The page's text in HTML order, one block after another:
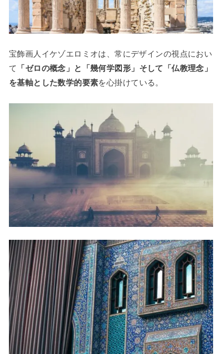
宝飾画人イケゾエロミオは、常にデザインの視点におい
て
「ゼロの概念」と「幾何学図形」そして「仏教理念」
を基軸とした数学的要素を心掛けている。